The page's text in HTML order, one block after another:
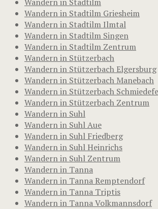
Wandern in Stadtilm Griesheim
Wandern in Stadtilm Ilmtal
Wandern in Stadtilm Singen
Wandern in Stadtilm Zentrum
Wandern in Stützerbach
Wandern in Stützerbach Elgersburg
Wandern in Stützerbach Manebach
Wandern in Stützerbach
Wandern in Stützerbach Zentrum
Wandern in Suhl
Wandern in Suhl Aue
Wandern in Suhl Friedberg
Wandern in Suhl Heinrichs
Wandern in Suhl Zentrum
Wandern in Tanna
Wandern in Tanna Remptendorf
Wandern in Tanna Triptis
Wandern in Tanna Volkmannsdorf